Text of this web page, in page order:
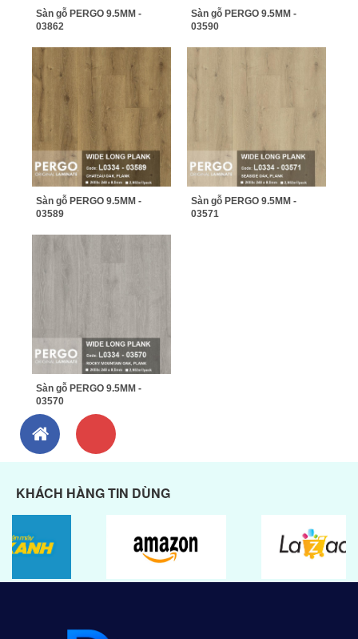
Sàn gỗ PERGO 9.5MM -
03862
Sàn gỗ PERGO 9.5MM -
03590
Sàn gỗ PERGO 9.5MM -
03589
Sàn gỗ PERGO 9.5MM -
03571
Sàn gỗ PERGO 9.5MM -
03570
KHÁCH HÀNG TIN DÙNG